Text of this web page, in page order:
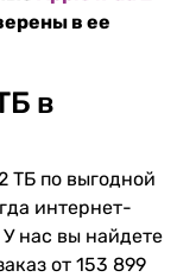
в ее
в
ТБ по выгодной
интернет-
нас вы найдете
от 153 899